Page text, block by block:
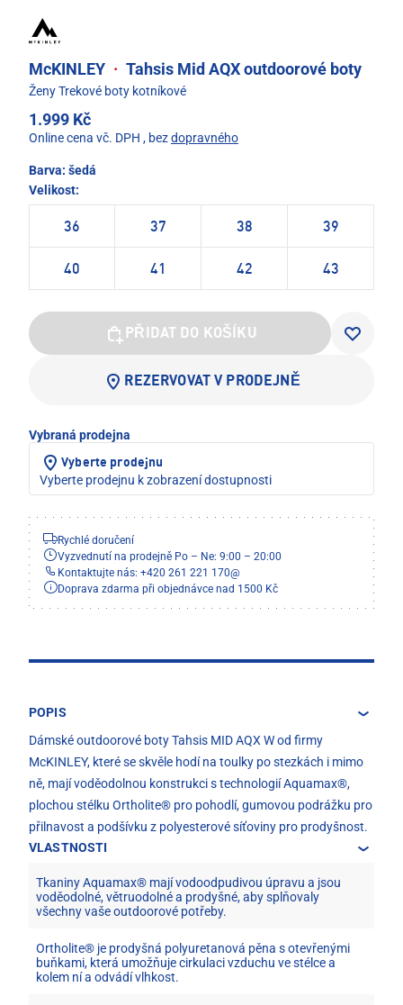
McKINLEY · Tahsis Mid AQX outdoorové boty
Ženy Trekové boty kotníkové
1.999 Kč
Online cena vč. DPH , bezdopravného
Barva: šedá
Velikost:
36 37 38 39
40 41 42 43
PŘIDAT DO KOŠÍKU
REZERVOVAT V PRODEJNĚ
Vybraná prodejna
Vyberte prodejnu
Vyberte prodejnu k zobrazení dostupnosti
Rychlé doručení
Vyzvednutí na prodejně Po – Ne: 9:00 – 20:00
Kontaktujte nás: +420 261 221 170@
Doprava zdarma při objednávce nad 1500 Kč
POPIS
Dámské outdoorové boty Tahsis MID AQX W od firmy
McKINLEY, které se skvěle hodí na toulky po stezkách i mimo
ně, mají voděodolnou konstrukci s technologií Aquamax®,
plochou stélku Ortholite® pro pohodlí, gumovou podrážku pro
přilnavost a podšívku z polyesterové síťoviny pro prodyšnost.
VLASTNOSTI
Tkaniny Aquamax® mají vodoodpudivou úpravu a jsou
voděodolné, větruodolné a prodyšné, aby splňovaly
všechny vaše outdoorové potřeby.
Ortholite® je prodyšná polyuretanová pěna s otevřenými
buňkami, která umožňuje cirkulaci vzduchu ve stélce a
kolem ní a odvádí vlhkost.